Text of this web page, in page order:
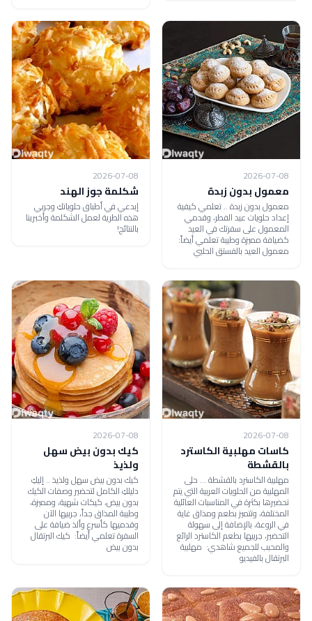
2026-07-08
معمول بدون زبدة
معمول بدون زبدة .. تعلمي كيفية
إعداد حلويات عيد الفطر، وقدمي
المعمول على سفرتك في العيد
كضيافة مميزة وطيبة تعلمي أيضاً:
معمول العيد بالفستق الحلبي
2026-07-08
شكلمة جوز الهند
إبدعي في أطباق حلوياتكِ وجربي
هذه الطرية لعمل الشكلمة وأخبرينا
بالنتائج!
2026-07-08
كاسات مهلبية الكاسترد
بالقشطة
مهلبية الكاسترد بالقشطة ... حلى
المهلبية من الحلويات العربية التي يتم
تحضيرها بكثرة في المناسبات العائلية
المختلفة، وتتميز بطعم ومذاق غاية
في الروعة، بالإضافة إلى سهولة
التحضير، جربيها بطعم الكاسترد الرائع
والمحبب للجميع شاهدي: مهلبية
البرتقال بالفيديو
2026-07-08
كيك بدون بيض سهل
ولذيذ
كيك بدون بيض سهل ولذيذ .. إليكِ
دليلكِ الكامل لتحضير وصفات الكيك
بدون بيض، كيكات شهية، ومميزة،
وطيبة المذاق جداً، جربيها الآن
وقدميها كأسرع وألذ ضيافة على
السفرة تعلمي أيضاً: كيك البرتقال
بدون بيض